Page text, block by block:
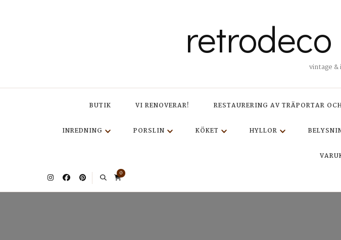
vintage
BUTIK VI RENOVERAR! RESTAURERING AV TRÄPORTAR
INREDNING PORSLIN KÖKET HYLLOR
0